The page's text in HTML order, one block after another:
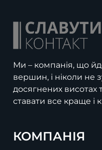
Ми – компанія, що
вершин, і ніколи не
досягнених висотах
ставати все краще і
КОМПАНІЯ